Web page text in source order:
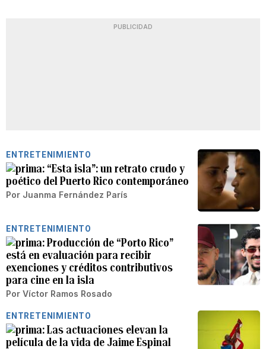
PUBLICIDAD
ENTRETENIMIENTO
“Esta isla”: un retrato crudo y
poético del Puerto Rico contemporáneo
Por Juanma Fernández París
ENTRETENIMIENTO
Producción de “Porto Rico”
está en evaluación para recibir
exenciones y créditos contributivos
para cine en la isla
Por Víctor Ramos Rosado
ENTRETENIMIENTO
Las actuaciones elevan la
película de la vida de Jaime Espinal